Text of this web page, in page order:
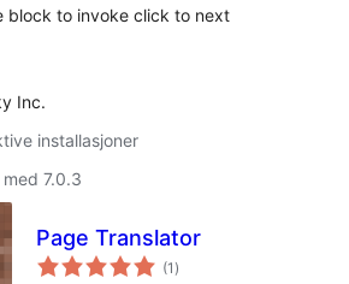
block to invoke click to next
Inc.
installasjoner
7.0.3
Page Translator
(1 totale
vurderinger
)